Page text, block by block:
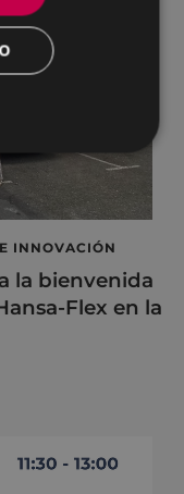
INNOVACIÓN
la bienvenida
Flex en la